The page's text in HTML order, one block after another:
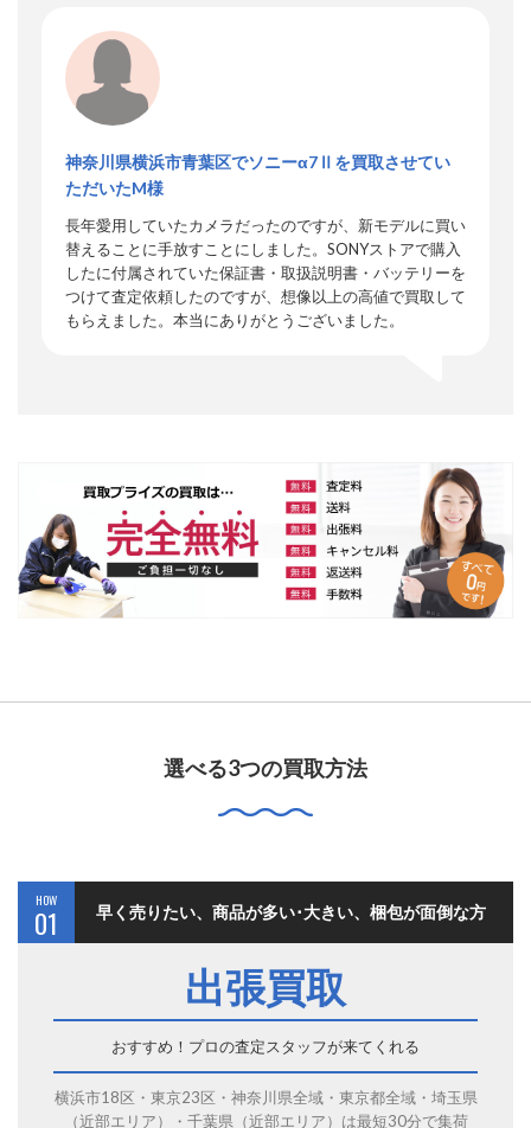
神奈川県横浜市青葉区でソニーα7Ⅱを買取させてい
ただいたM様
長年愛用していたカメラだったのですが、新モデルに買い
替えることに手放すことにしました。SONYストアで購入
したに付属されていた保証書・取扱説明書・バッテリーを
つけて査定依頼したのですが、想像以上の高値で買取して
もらえました。本当にありがとうございました。
選べる3つの買取方法
HOW
01 早く売りたい、商品が多い･大きい、梱包が面倒な方
出張買取
おすすめ！プロの査定スタッフが来てくれる
横浜市18区・東京23区・神奈川県全域・東京都全域・埼玉県
（近部エリア）・千葉県（近部エリア）は最短30分で集荷